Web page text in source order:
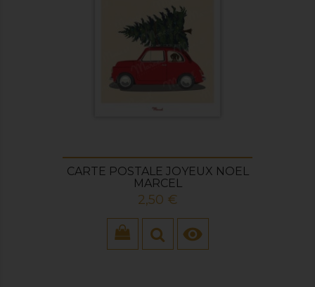
CARTE POSTALE JOYEUX NOEL
MARCEL
Prix
2,50 €
